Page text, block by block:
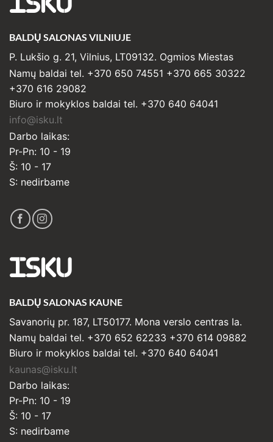
ISKU
BALDŲ SALONAS VILNIUJE
P. Lukšio g. 21, Vilnius, LT09132. Ogmios Miestas
Namų baldai tel. +370 650 74551 +370 665 30322
+370 616 29082
Biuro ir mokyklos baldai tel. +370 640 64041
info@isku.lt
Darbo laikas:
Pr-Pn: 10 - 19
Š: 10 - 17
S: nedirbame
ISKU
BALDŲ SALONAS KAUNE
Savanorių pr. 187, LT50177. Mona verslo centras Ia.
Namų baldai tel. +370 652 62233 +370 614 09882
Biuro ir mokyklos baldai tel. +370 640 64041
kaunas@isku.lt
Darbo laikas:
Pr-Pn: 10 - 19
Š: 10 - 17
S: nedirbame